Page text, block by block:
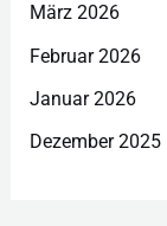
März 2026
Februar 2026
Januar 2026
Dezember 2025